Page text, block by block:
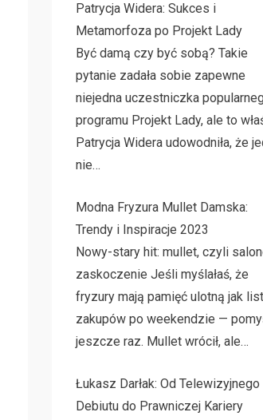
Patrycja Widera: Sukces i
Metamorfoza po Projekt Lady
Być damą czy być sobą? Takie
pytanie zadała sobie zapewne
niejedna uczestniczka
programu Projekt Lady, ale to
Patrycja Widera udowodniła, że
nie…
Modna Fryzura Mullet Damska:
Trendy i Inspiracje 2023
Nowy-stary hit: mullet, czyli
zaskoczenie Jeśli myślałaś, że
fryzury mają pamięć ulotną jak
zakupów po weekendzie —
jeszcze raz. Mullet wrócił, ale…
Łukasz Darłak: Od Telewizyjnego
Debiutu do Prawniczej Kariery